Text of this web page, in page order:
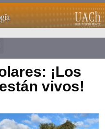
¡Los
vivos!